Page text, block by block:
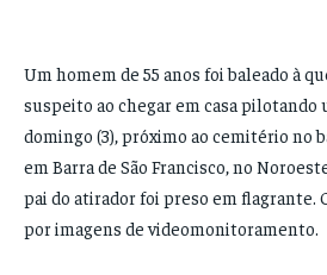
Um homem de 55 anos foi baleado à
suspeito ao chegar em casa pilotando
domingo (3), próximo ao cemitério no
em Barra de São Francisco, no
pai do atirador foi preso em flagrante.
por imagens de videomonitoramento.